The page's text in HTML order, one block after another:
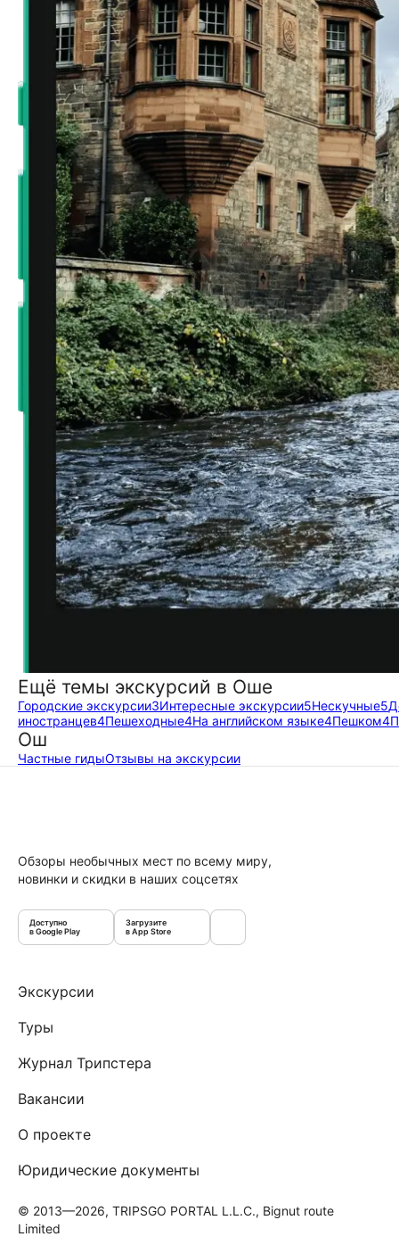
Ещё темы экскурсий в Оше
Городские экскурсии3Интересные экскурсии5Нескучные5
иностранцев4Пешеходные4На английском языке4Пешком4
Ош
Частные гидыОтзывы на экскурсии
Обзоры необычных мест по всему миру,
новинки и скидки в наших соцсетях
Доступно
в Google Play
Загрузите
в App Store
Экскурсии
Туры
Журнал Трипстера
Вакансии
О проекте
Юридические документы
© 2013—2026, TRIPSGO PORTAL L.L.C., Bignut route
Limited